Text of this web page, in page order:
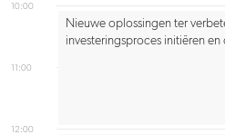
10:00
11:00
12:00
Nieuwe oplossingen ter
investeringsproces initiëren en